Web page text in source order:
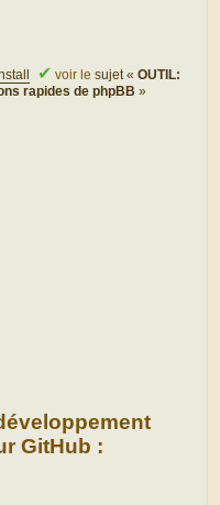
✔ voir lesujet « OUTIL:
rapides de phpBB»
GitHub :